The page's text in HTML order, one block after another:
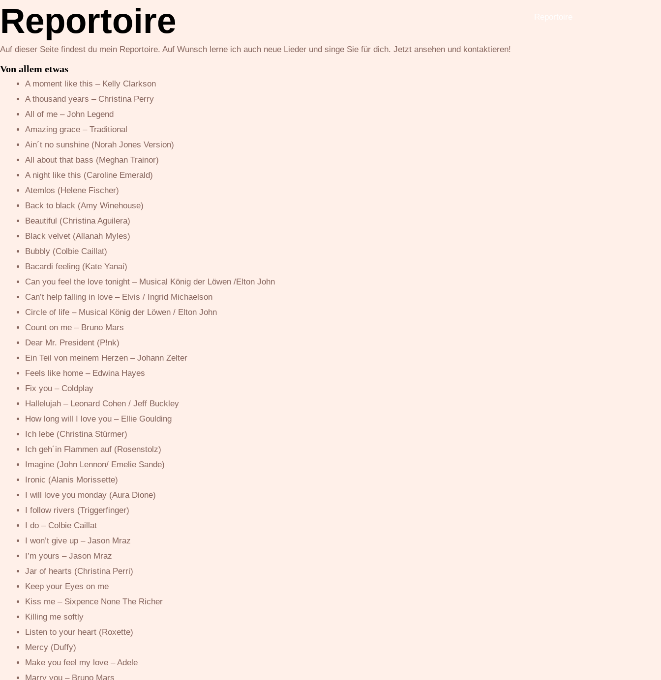
Zum
Inhalt
Reportoire
Auf dieser Seite findest du mein Reportoire. Auf Wunsch lerne ich auch neue Lieder und singe Sie für dich. Jetzt ansehen und kontaktieren!
Von allem etwas
A moment like this – Kelly Clarkson
A thousand years – Christina Perry
All of me – John Legend
Amazing grace – Traditional
Ain´t no sunshine (Norah Jones Version)
All about that bass (Meghan Trainor)
A night like this (Caroline Emerald)
Atemlos (Helene Fischer)
Back to black (Amy Winehouse)
Beautiful (Christina Aguilera)
Black velvet (Allanah Myles)
Bubbly (Colbie Caillat)
Bacardi feeling (Kate Yanai)
Can you feel the love tonight – Musical König der Löwen /Elton John
Can’t help falling in love – Elvis / Ingrid Michaelson
Circle of life – Musical König der Löwen / Elton John
Count on me – Bruno Mars
Dear Mr. President (P!nk)
Ein Teil von meinem Herzen – Johann Zelter
Feels like home – Edwina Hayes
Fix you – Coldplay
Hallelujah – Leonard Cohen / Jeff Buckley
How long will I love you – Ellie Goulding
Ich lebe (Christina Stürmer)
Ich geh´in Flammen auf (Rosenstolz)
Imagine (John Lennon/ Emelie Sande)
Ironic (Alanis Morissette)
I will love you monday (Aura Dione)
I follow rivers (Triggerfinger)
I do – Colbie Caillat
I won’t give up – Jason Mraz
I’m yours – Jason Mraz
Jar of hearts (Christina Perri)
Keep your Eyes on me
Kiss me – Sixpence None The Richer
Killing me softly
Listen to your heart (Roxette)
Mercy (Duffy)
Make you feel my love – Adele
Marry you – Bruno Mars